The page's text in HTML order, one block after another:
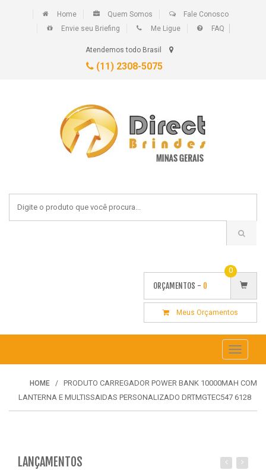
Home Quem Somos
Fale Conosco
Envie seu Briefing
Me Ligue FAQ
Atendemos todo Brasil
(11) 2308-5075
ORÇAMENTOS - 0
0
Meus Orçamentos
Toggle
HOME
PRODUTO CARREGADOR POWER BANK 10000MAH COM
LANTERNA E MULTISSAIDAS PERSONALIZADO DRTMGTEC547 6128
LANÇAMENTOS